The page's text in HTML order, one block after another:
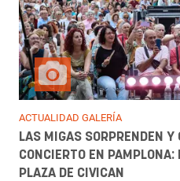
ACTUALIDAD GALERÍA
LAS MIGAS SORPRENDEN Y
CONCIERTO EN
PLAZA DE CIVICAN